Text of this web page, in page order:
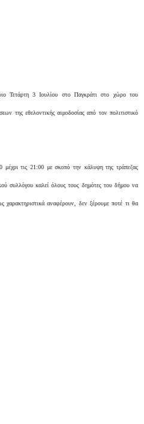
Τετάρτη 3 Ιουλίου στο Παγκράτι στο χώρο του
της εθελοντικής αιμοδοσίας από τον πολιτιστικό
μέχρι τις 21:00 με σκοπό την κάλυψη της τράπεζας
συλλόγου καλεί όλους τους δημότες του δήμου να
χαρακτηριστικά αναφέρουν, δεν ξέρουμε ποτέ τι θα